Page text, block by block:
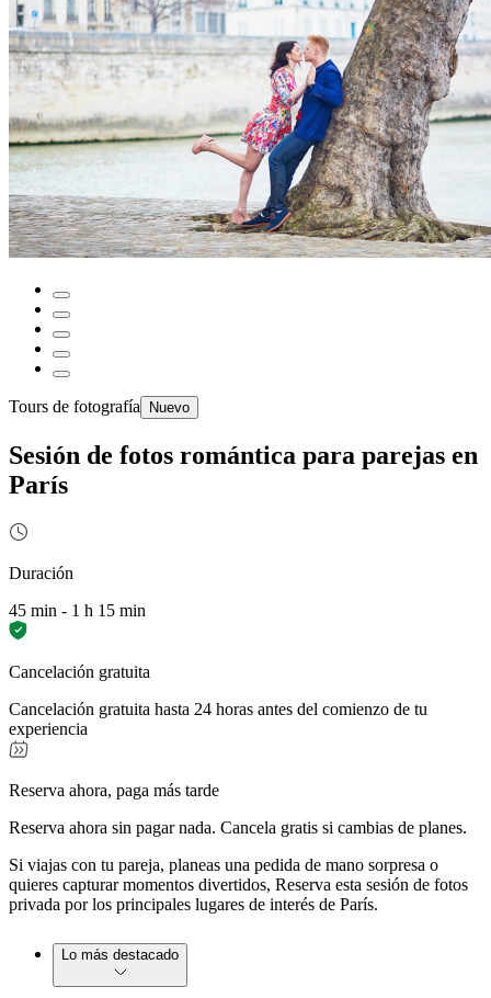
Tours de fotografía Nuevo
Sesión de fotos romántica para parejas en
París
Duración
45 min - 1 h 15 min
Cancelación gratuita
Cancelación gratuita hasta 24 horas antes del comienzo de tu
experiencia
Reserva ahora, paga más tarde
Reserva ahora sin pagar nada. Cancela gratis si cambias de planes.
Si viajas con tu pareja, planeas una pedida de mano sorpresa o
quieres capturar momentos divertidos, Reserva esta sesión de fotos
privada por los principales lugares de interés de París.
Lo más destacado